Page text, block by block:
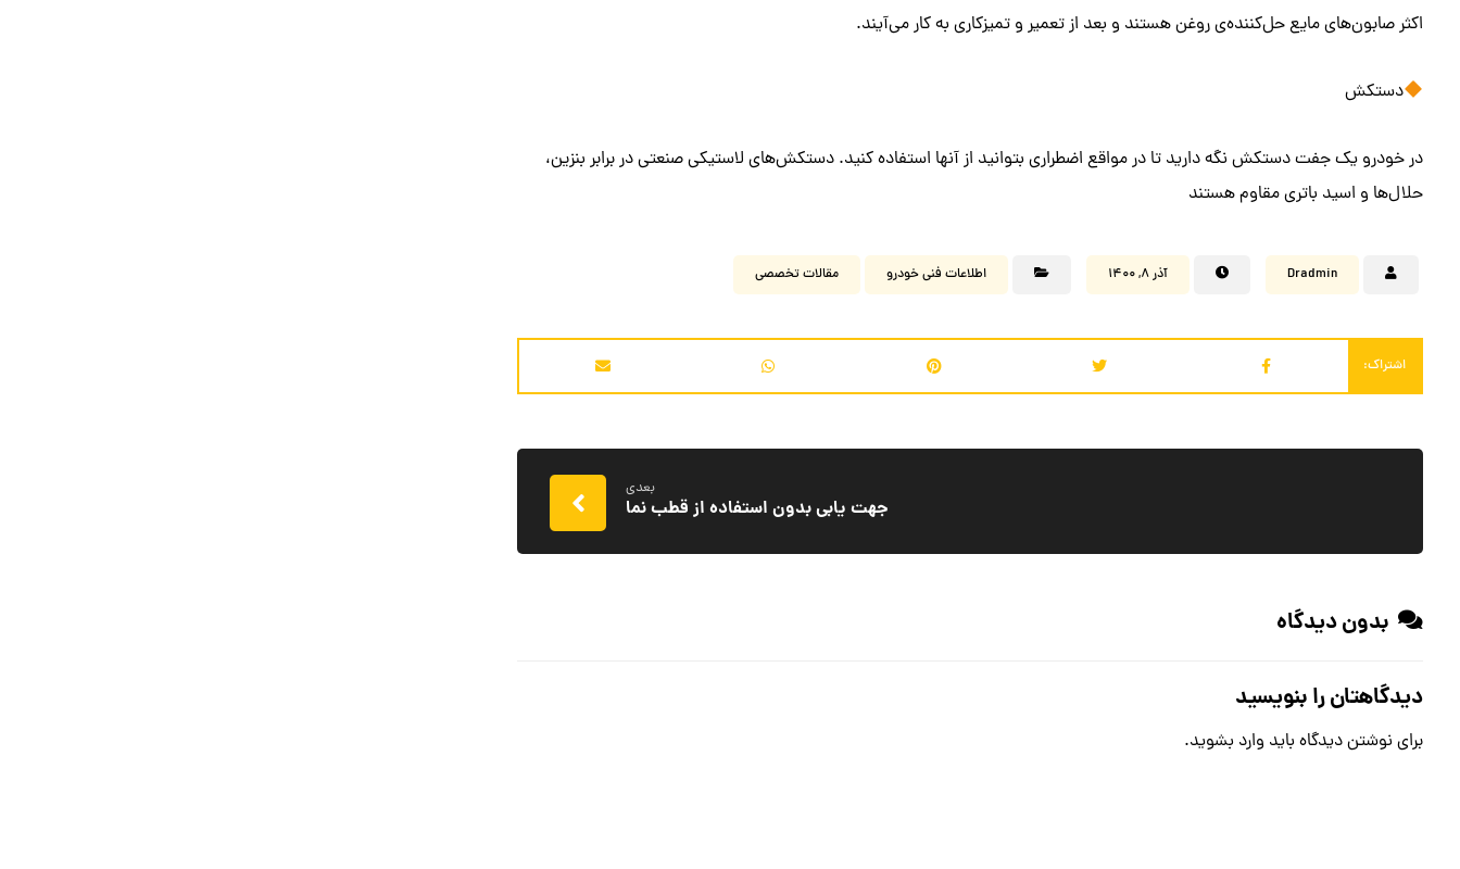
اکثر صابون‌های مایع حل‌کننده‌ی روغن هستند و بعد از تعمیر و تمیزکاری به کار می‌آیند.
دستکش
در خودرو یک جفت دستکش نگه دارید تا در مواقع اضطراری بتوانید از آنها استفاده کنید. دستکش‌های لاستیکی صنعتی در برابر بنزین،
حلال‌ها و اسید باتری مقاوم هستند
Dradmin آذر ۸, ۱۴۰۰ اطلاعات فنی خودرو مقالات تخصصی
بعدی
جهت یابی بدون استفاده از قطب نما
بدون دیدگاه
دیدگاهتان را بنویسید
برای نوشتن دیدگاه باید وارد بشوید.